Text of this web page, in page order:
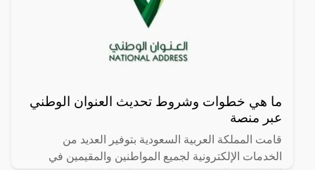
ما هي خطوات وشروط تحديث العنوان الوطني
عبر منصة
قامت المملكة العربية السعودية بتوفير العديد من
الخدمات الإلكترونية لجميع المواطنين والمقيمين في